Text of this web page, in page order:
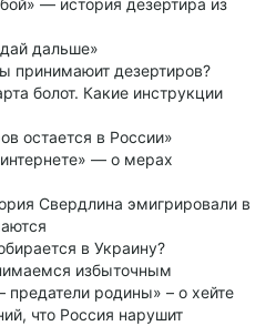
— история дезертира из
дальше»
принимаюит дезертиров?
болот. Какие инструкции
остается в России»
— о мерах
Свердлина эмигрировали в
в Украину?
избыточным
родины» – о хейте
что Россия нарушит